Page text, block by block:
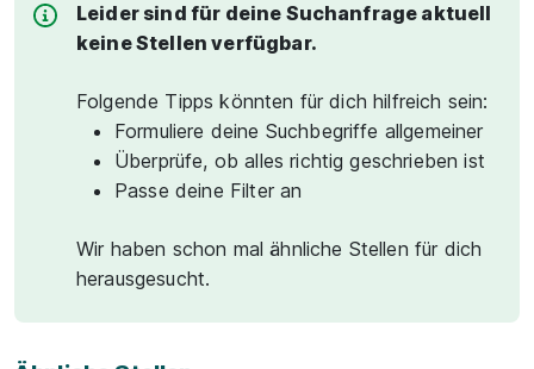
Leider sind für deine Suchanfrage aktuell
keine Stellen verfügbar.
Folgende Tipps könnten für dich hilfreich sein:
Formuliere deine Suchbegriffe allgemeiner
Überprüfe, ob alles richtig geschrieben ist
Passe deine Filter an
Wir haben schon mal ähnliche Stellen für dich
herausgesucht.